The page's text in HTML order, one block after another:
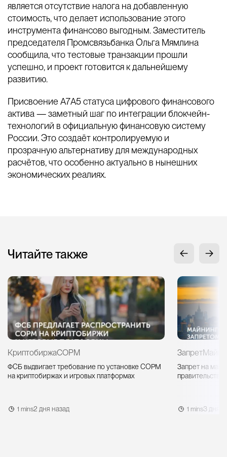
является отсутствие налога на добавленную
стоимость, что делает использование этого
инструмента финансово выгодным. Заместитель
председателя Промсвязьбанка Ольга Мямлина
сообщила, что тестовые транзакции прошли
успешно, и проект готовится к дальнейшему
развитию.
Присвоение А7А5 статуса цифрового финансового
актива — заметный шаг по интеграции блокчейн-
технологий в официальную финансовую систему
России. Это создаёт контролируемую и
прозрачную альтернативу для международных
расчётов, что особенно актуально в нынешних
экономических реалиях.
Читайте также
КриптобиржаСОРМ
ФСБ выдвигает требование по установке СОРМ
на криптобиржах и игровых платформах
1 mins2 дня назад
Запрет
Запрет на
правительство
1 mins3 дня